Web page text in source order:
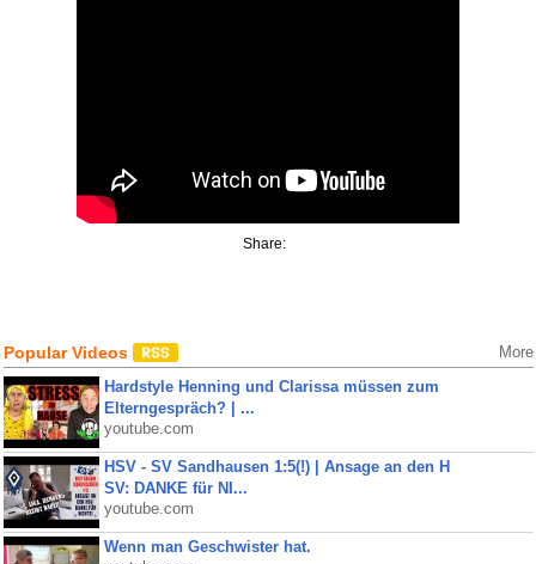
Share:
Popular Videos More
Hardstyle Henning und Clarissa müssen zum
Elterngespräch? | ...
youtube.com
HSV - SV Sandhausen 1:5(!) | Ansage an den H
SV: DANKE für NI...
youtube.com
Wenn man Geschwister hat.